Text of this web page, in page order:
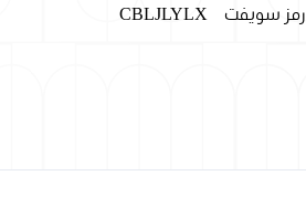
رمز سويفت CBLJLYLX